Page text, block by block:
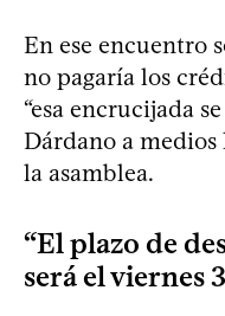
En ese encuentro
no pagaría los
“esa encrucijada
Dárdano a
la asamblea.
“El plazo de
será el viernes